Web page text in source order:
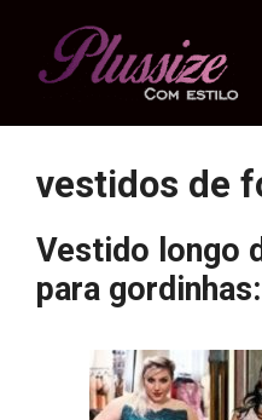
vestidos de
Vestido longo
para